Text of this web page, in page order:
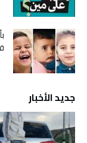
جديد الأخبار